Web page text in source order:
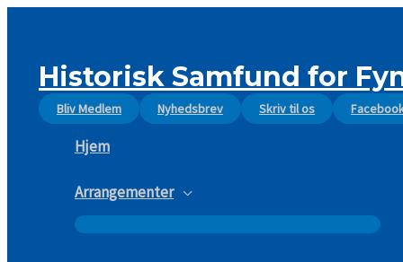
Historisk Samfund for
Bliv Medlem Nyhedsbrev Skriv til os
Hjem
Arrangementer